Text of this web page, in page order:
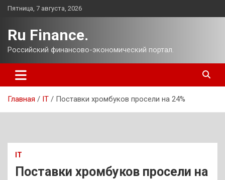
Перейти
Пятница, 7 августа, 2026
Ru Finance.
Российский финансово-экономический портал.
Главная IT Поставки хромбуков просели на 24%
IT
Поставки хромбуков просели на